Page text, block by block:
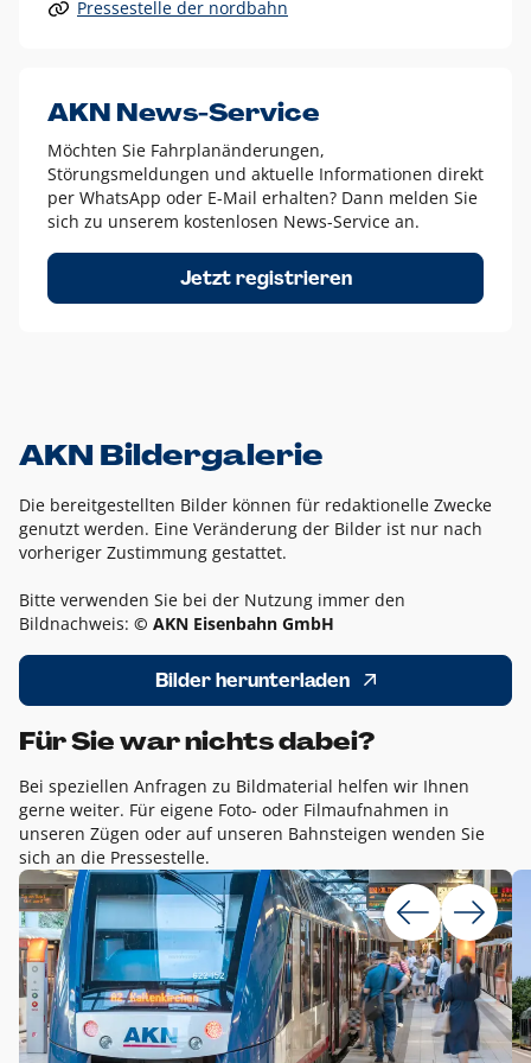
Alle anderen Logo-Varianten dürfen nur in Ausnahmefällen
Diese Ausnahmen sind zum Beispiel:
dem AKN Blau,
weißes Logo auf Fotohintergründen,
schwarzes Logo für reine Schwarz-Weiß-Umsetzungen
Um das Logo herum muss ein Schutzraum von jeweils einer
Höhe bzw. Breite des N aus AKN in alle Richtungen
Pressestelle der nordbahn
AKN News-Service
Möchten Sie Fahrplanänderungen,
Störungsmeldungen und aktuelle Informationen direkt
per WhatsApp oder E-Mail erhalten? Dann melden Sie
sich zu unserem kostenlosen News-Service an.
Jetzt registrieren
AKN Bildergalerie
Die bereitgestellten Bilder können für redaktionelle Zwecke
genutzt werden. Eine Veränderung der Bilder ist nur nach
vorheriger Zustimmung gestattet.
Bitte verwenden Sie bei der Nutzung immer den
Bildnachweis: © AKN Eisenbahn GmbH
Bilder herunterladen
Für Sie war nichts dabei?
Bei speziellen Anfragen zu Bildmaterial helfen wir Ihnen
gerne weiter. Für eigene Foto- oder Filmaufnahmen in
unseren Zügen oder auf unseren Bahnsteigen wenden Sie
sich an die Pressestelle.